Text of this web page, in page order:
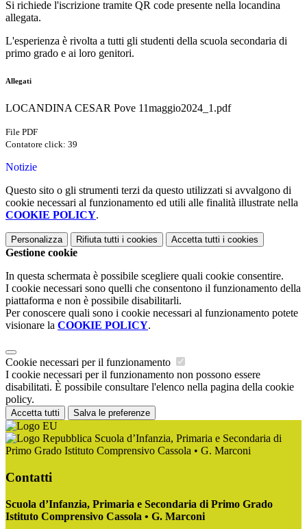
Si richiede l'iscrizione tramite QR code presente nella locandina
allegata.
L'esperienza è rivolta a tutti gli studenti della scuola secondaria di
primo grado e ai loro genitori.
Allegati
LOCANDINA CESAR Pove 11maggio2024_1.pdf
File PDF
Contatore click: 39
Notizie
Questo sito o gli strumenti terzi da questo utilizzati si avvalgono di
cookie necessari al funzionamento ed utili alle finalità illustrate nella
COOKIE POLICY.
Personalizza Rifiuta tutti i cookies Accetta tutti i cookies
Gestione cookie
In questa schermata è possibile scegliere quali cookie consentire.
I cookie necessari sono quelli che consentono il funzionamento della
piattaforma e non è possibile disabilitarli.
Per conoscere quali sono i cookie necessari al funzionamento potete
visionare la COOKIE POLICY.
Cookie necessari per il funzionamento
I cookie necessari per il funzionamento non possono essere
disabilitati. È possibile consultare l'elenco nella pagina della cookie
policy.
Accetta tutti Salva le preferenze
Scuola d’Infanzia, Primaria e Secondaria di
Primo Grado Istituto Comprensivo Cassola • G. Marconi
Contatti
Scuola d’Infanzia, Primaria e Secondaria di Primo Grado
Istituto Comprensivo Cassola • G. Marconi